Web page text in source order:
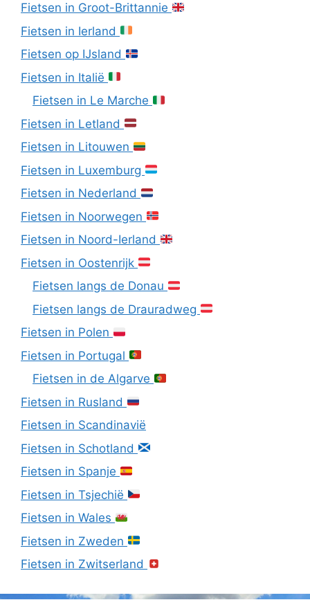
Fietsen in Groot-Brittannie
Fietsen in Ierland
Fietsen op IJsland
Fietsen in Italië
Fietsen in Le Marche
Fietsen in Letland
Fietsen in Litouwen
Fietsen in Luxemburg
Fietsen in Nederland
Fietsen in Noorwegen
Fietsen in Noord-Ierland
Fietsen in Oostenrijk
Fietsen langs de Donau
Fietsen langs de Drauradweg
Fietsen in Polen
Fietsen in Portugal
Fietsen in de Algarve
Fietsen in Rusland
Fietsen in Scandinavië
Fietsen in Schotland
Fietsen in Spanje
Fietsen in Tsjechië
Fietsen in Wales
Fietsen in Zweden
Fietsen in Zwitserland